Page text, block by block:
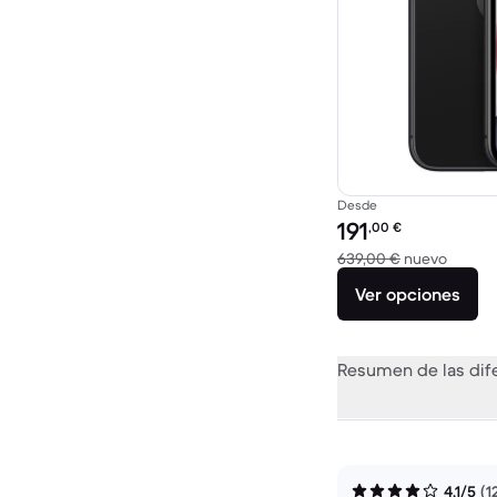
Desde
Precio reacondicionado:
191,00 €
639,00 € nuevoEl
Ver opciones
Resumen de las
4,1/5